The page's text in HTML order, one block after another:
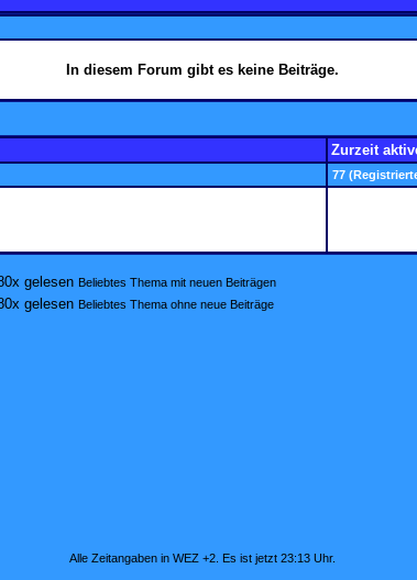
In diesem Forum gibt es keine Beiträge.
Zurzeit
77
Beliebtes Thema mit neuen Beiträgen
Beliebtes Thema ohne neue Beiträge
Alle Zeitangaben in WEZ +2. Es ist jetzt 23:13 Uhr.